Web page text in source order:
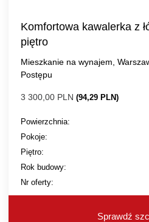
Komfortowa kawalerka z
piętro
Mieszkanie na wynajem,
Postępu
3 300,00 PLN (94,29 PLN)
Powierzchnia:
Pokoje:
Piętro:
Rok budowy:
Nr oferty:
Sprawdź